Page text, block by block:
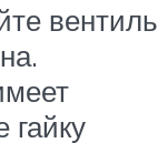
вентиль
гайку